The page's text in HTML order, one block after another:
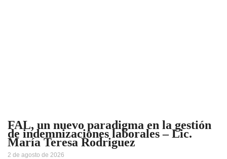
FAL, un nuevo paradigma en la gestión
de indemnizaciones laborales – Lic.
María Teresa Rodriguez
2 de agosto de 2026